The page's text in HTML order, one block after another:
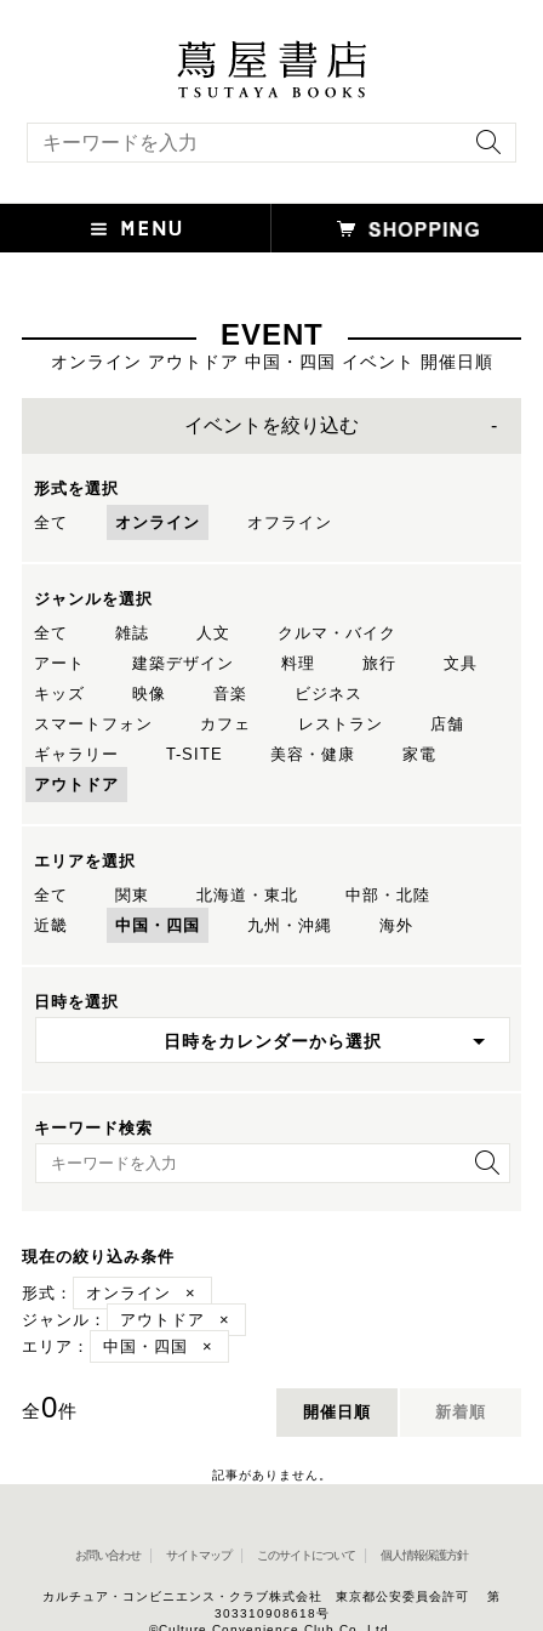
EVENT
オンライン アウトドア 中国・四国 イベント 開催日順
イベントを絞り込む
形式を選択
全て
オンライン オフライン
ジャンルを選択
全て
雑誌 人文
クルマ・バイク
アート
建築デザイン 料理 旅行
文具
キッズ
映像 音楽
ビジネス
スマートフォン
カフェ レストラン
店舗
ギャラリー
T-SITE 美容・健康
家電
アウトドア
エリアを選択
全て
関東 北海道・東北
中部・北陸
近畿
中国・四国 九州・沖縄 海外
日時を選択
日時をカレンダーから選択
キーワード検索
キーワード検索
現在の絞り込み条件
形式：
オンライン
×
ジャンル：
アウトドア
×
エリア：
中国・四国 ×
全0件 開催日順 新着順
記事がありません。
お問い合わせ サイトマップ このサイトについて 個人情報保護方針
カルチュア・コンビニエンス・クラブ株式会社 東京都公安委員会許可 第
303310908618号